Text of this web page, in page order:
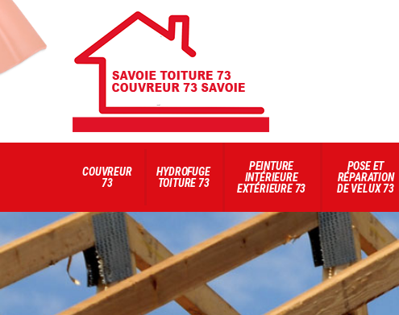
COUVREUR
73
HYDROFUGE
TOITURE 73
PEINTURE
INTÉRIEURE
EXTÉRIEURE 73
POSE ET
RÉPARATION
DE VELUX 73